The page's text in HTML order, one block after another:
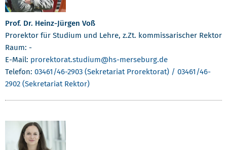
Prof. Dr. Heinz-Jürgen Voß
Prorektor für Studium und Lehre, z.Zt. kommissarischer Rektor
Raum: -
E-Mail: prorektorat.studium@hs-merseburg.de
Telefon: 03461/46-2903 (Sekretariat Prorektorat) / 03461/46-
2902 (Sekretariat Rektor)